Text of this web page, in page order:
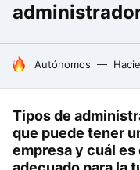
HOY SE HABLA DE
Autónomos
Tipos de
que puede tener
empresa y cuál es